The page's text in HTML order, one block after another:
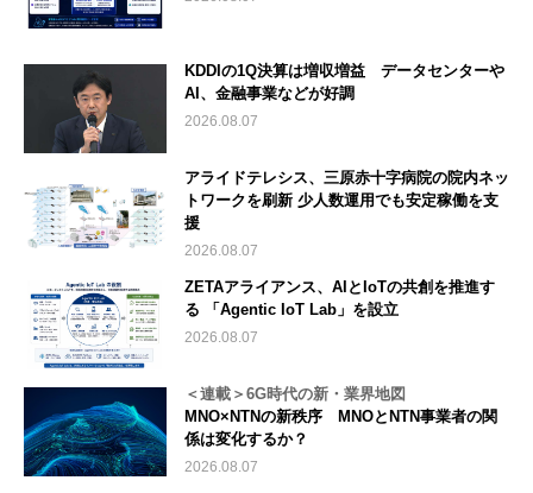
KDDIの1Q決算は増収増益 データセンターや
AI、金融事業などが好調
2026.08.07
アライドテレシス、三原赤十字病院の院内ネッ
トワークを刷新 少人数運用でも安定稼働を支
援
2026.08.07
ZETAアライアンス、AIとIoTの共創を推進す
る 「Agentic IoT Lab」を設立
2026.08.07
＜連載＞6G時代の新・業界地図
MNO×NTNの新秩序 MNOとNTN事業者の関
係は変化するか？
2026.08.07